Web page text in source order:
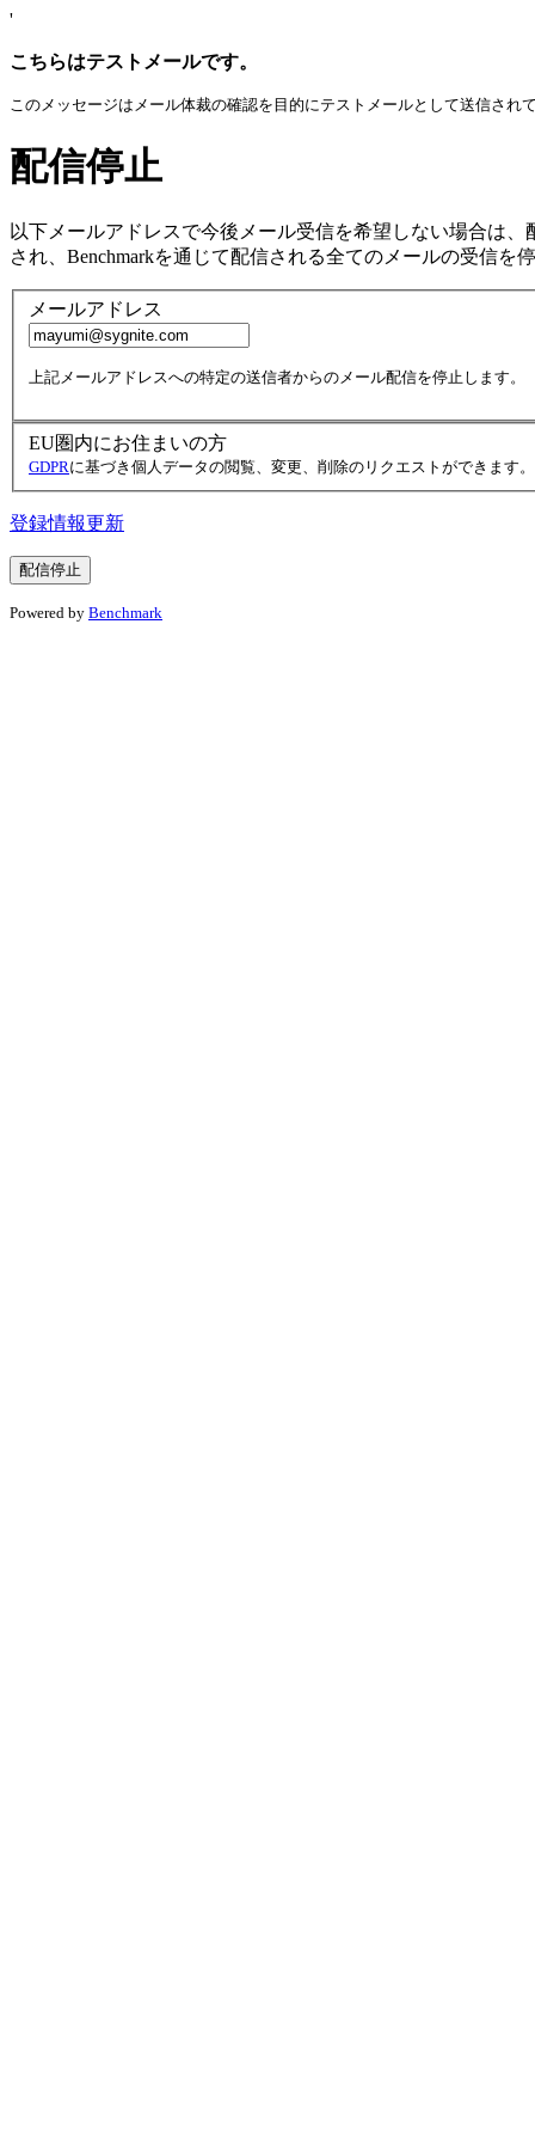
'
こちらはテストメールです。
このメッセージはメール体裁の確認を目的にテストメールとして送信され
配信停止
以下メールアドレスで今後メール受信を希望しない場合は
され、Benchmarkを通じて配信される全てのメールの受信を
メールアドレス
上記メールアドレスへの特定の送信者からのメール配信を停止します。
EU圏内にお住まいの方
GDPRに基づき個人データの閲覧、変更、削除のリクエストができます
登録情報更新
Powered by Benchmark